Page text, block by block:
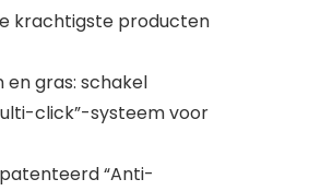
krachtigste producten
en gras: schakel
click”-systeem voor
“Anti-